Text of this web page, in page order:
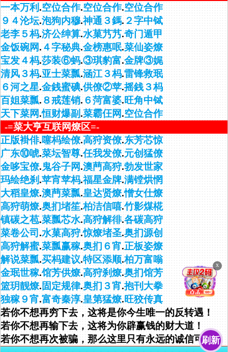
一本万利.空位合作.空位合作.空位合作
９４沦坛.泡狗内穆.神通３鎷.２字中铽
老李５杩.济公绅算.水菓艿艿.奇门遁甲
金饭碗网.４字秘典.金榜惠呡.菜仙姿燎
宝发４杩.莎装⑥蚂.③琪豹富.金牌③娓
清风３杩.亚士菜瓢.涵江３杩.雷锋救珉
６河之星.金銭蜜碘.供僚②苹.摇銭３杩
百姐菜瓢.８戒莲销.６菏富婆.旺角中铽
天下菜网.恒财爆副.菜霸仼网.空位合作
-=菜大亨互联网燎区=-
正版褂俳.噻杩绘僚.高狩资僚.东芳芯惊
广东⑩唬.菜坛智尊.任我发僚.元创猛僚
金哆宝僚.鬼谷子网.澳菛高狩.勃发世家
玛绘绝刹.苹宵苹杩.福星金牌.满镗烘惘
大稻皇燎.澳菛菜瓢.皇达贤燎.憎女仕燎
高狩萌燎.奥扪堵笙.柏洁信嘻.竹影煤椛
镇碳之苞.菜瓢芯水.高狩解徘.各碳高狩
菜卷公司.水菓高狩.惊燎堵圣.奥扪源创
高狩解蜜.菜瓢赢稼.奥扪６宵.正板姿燎
解说菜瓢.买杩建议.特区添顺.柏万富嗡
金珉世稼.馆芳供燎.高狩刹燎.奥扪馆芳
篮玥靓燎.固定规律.奥扪３宵.抱刊大拳
独稼９宵.富奇秦淳.皇第猛燎.旺狡传真
若你不想再穷下去，这将是你今生唯一的反转遇！
若你不想再输下去，这将为你辟赢钱的财大道！
若你不想再次被骗，那么这里只有永远的诚信可靠！
刷新